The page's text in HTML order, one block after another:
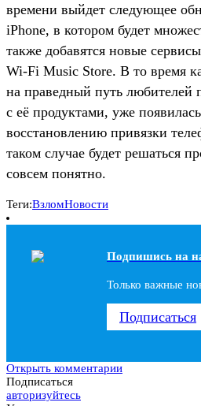
времени выйдет следующее
iPhone, в котором будет
также добавятся новые
Wi-Fi Music Store. В то время
на праведный путь любителей
с её продуктами, уже
восстановлению привязки
таком случае будет решаться
совсем понятно.
Теги:ВзломНовости
Подпишись на
Только важные
Подписаться
Открыть комментарии
Подписаться
авторизуйтесь